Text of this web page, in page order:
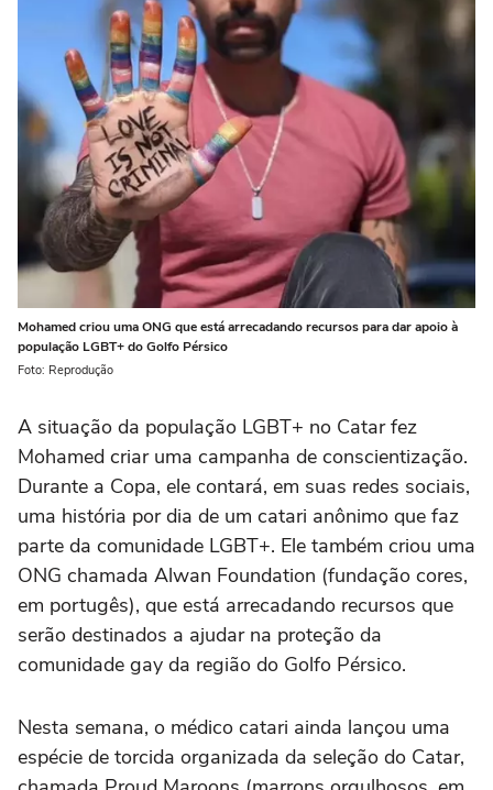
Mohamed criou uma ONG que está arrecadando recursos para dar apoio à
população LGBT+ do Golfo Pérsico
Foto: Reprodução
A situação da população LGBT+ no Catar fez
Mohamed criar uma campanha de conscientização.
Durante a Copa, ele contará, em suas redes sociais,
uma história por dia de um catari anônimo que faz
parte da comunidade LGBT+. Ele também criou uma
ONG chamada Alwan Foundation (fundação cores,
em portugês), que está arrecadando recursos que
serão destinados a ajudar na proteção da
comunidade gay da região do Golfo Pérsico.
Nesta semana, o médico catari ainda lançou uma
espécie de torcida organizada da seleção do Catar,